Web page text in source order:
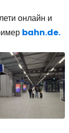
онлайн и
bahn.de.